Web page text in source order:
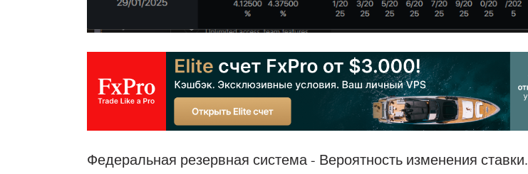
Федеральная резервная система - Вероятность изменения ставки.